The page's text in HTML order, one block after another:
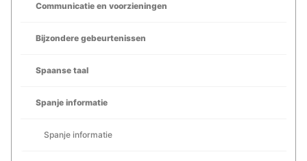
Communicatie en voorzieningen
Bijzondere gebeurtenissen
Spaanse taal
Spanje informatie
Spanje informatie